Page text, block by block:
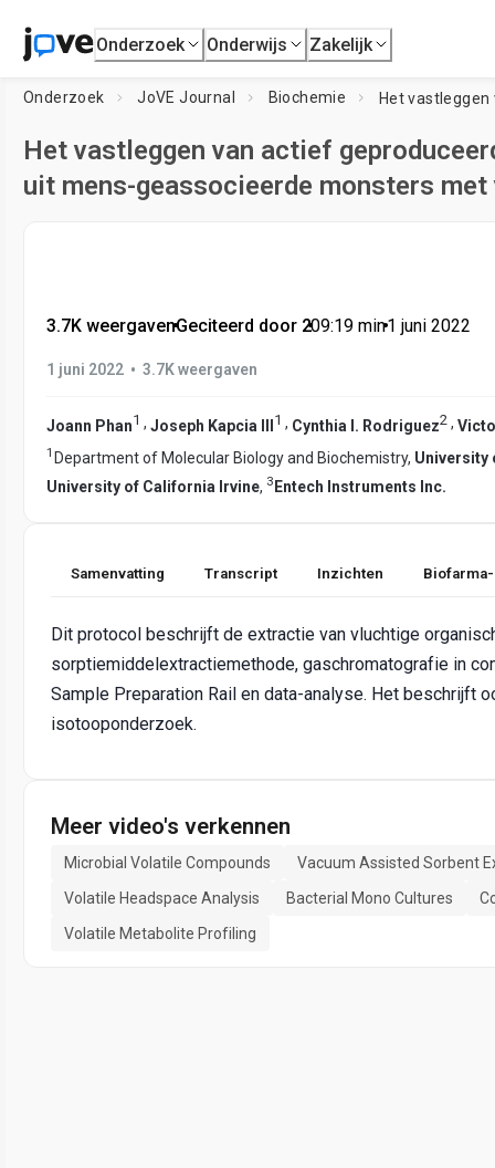
Onderzoek Onderwijs Zakelijk
Onderzoek JoVE Journal Biochemie
Het vastleggen van actief
uit mens-geassocieerde monsters
3.7K weergaven•Geciteerd door 2•09:19 min•1 juni 2022
1 juni 2022 • 3.7K weergaven
Joann Phan1 , Joseph Kapcia III 1 , Cynthia I. Rodriguez2 ,
1 Department of Molecular Biology and Biochemistry, University
University of California Irvine, 3 Entech Instruments Inc.
Samenvatting Transcript Inzichten
Dit protocol beschrijft de extractie van vluchtige
sorptiemiddelextractiemethode, gaschromatografie in
Sample Preparation Rail en data-analyse. Het beschrijft
isotooponderzoek.
Meer video's verkennen
Microbial Volatile Compounds
Vacuum Assisted Sorbent
Volatile Headspace Analysis
Bacterial Mono Cultures
Volatile Metabolite Profiling